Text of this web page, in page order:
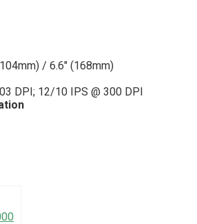
/ 6.6″ (168mm)
DPI; 12/10 IPS @ 300 DPI